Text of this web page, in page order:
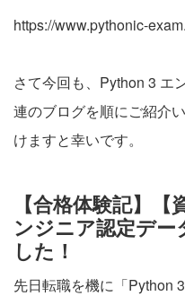
https://www.pythonic-
さて今回も、Python 3 エ
連のブログを順にご紹介
けますと幸いです。
【合格体験記】
ンジニア認定デー
した！
先日転職を機に「Python